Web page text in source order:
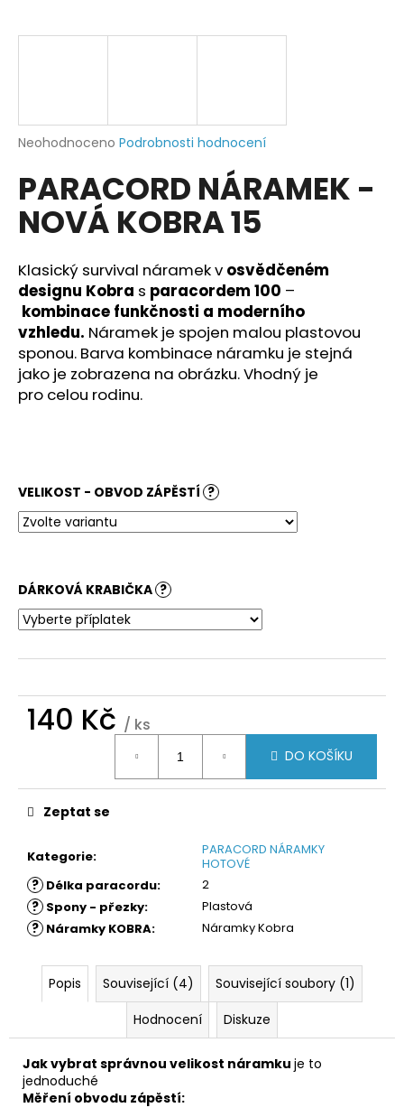
Průměrné
produktu
je
0,0
hvězdiček.
Neohodnoceno Podrobnosti hodnocení
PARACORD NÁRAMEK -
NOVÁ KOBRA 15
Klasický survival náramek v osvědčeném
designu Kobra s paracordem 100 –
kombinace funkčnosti a moderního
vzhledu. Náramek je spojen malou plastovou
sponou. Barva kombinace náramku je stejná
jako je zobrazena na obrázku. Vhodný je
pro celou rodinu.
VELIKOST - OBVOD ZÁPĚSTÍ ?
DÁRKOVÁ KRABIČKA ?
140 Kč / ks
DO KOŠÍKU
Kategorie:
PARACORD NÁRAMKY
HOTOVÉ
? Délka paracordu: 2
? Spony - přezky: Plastová
? Náramky KOBRA: Náramky Kobra
Zeptat se
Popis Související (4)
Související soubory (1)
Hodnocení
Diskuze
Jak vybrat správnou velikost náramku je to
jednoduché
Měření obvodu zápěstí:
j
?
HLEDAT
D
o
p
o
r
u
č
m
e